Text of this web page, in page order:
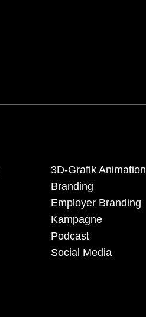
3D-Grafik Animation
Branding
Employer Branding
Kampagne
Podcast
Social Media